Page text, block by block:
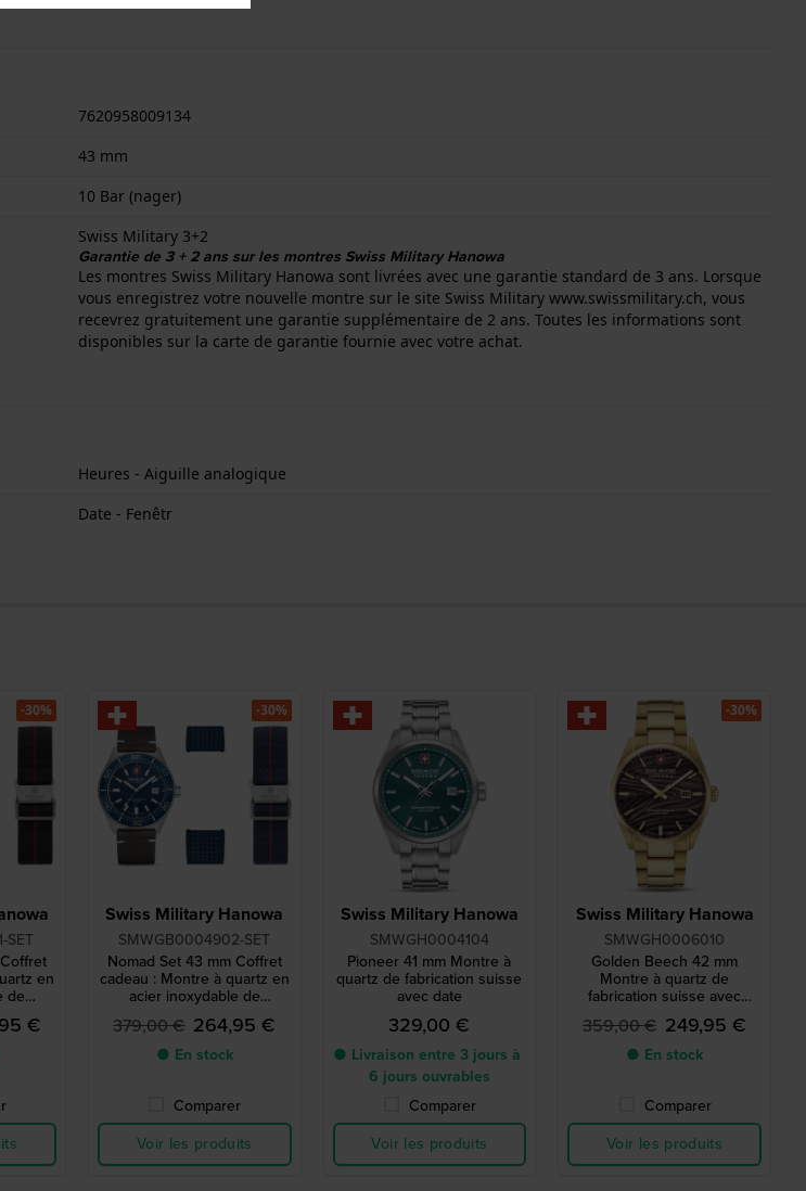
7620958009134
43 mm
10 Bar (nager)
Swiss Military 3+2
Garantie de 3 + 2 ans sur les montres Swiss Military Hanowa
Les montres Swiss Military Hanowa sont livrées avec une garantie standard de 3 ans. Lorsque
vous enregistrez votre nouvelle montre sur le site Swiss Military www.swissmilitary.ch, vous
recevrez gratuitement une garantie supplémentaire de 2 ans. Toutes les informations sont
disponibles sur la carte de garantie fournie avec votre achat.
Heures - Aiguille analogique
Date - Fenêtr
SET
en
de
deux
€
-30%
Swiss Military Hanowa
SMWGB0004902-SET
Nomad Set 43 mm Coffret
cadeau : Montre à quartz en
acier inoxydable de
fabrication suisse avec deux
bracelets supplémentaires
379,00 € 264,95 €
● En stock
Comparer
Voir les produits
-30%
Swiss Military Hanowa
SMWGH0004104
Pioneer 41 mm Montre à
quartz de fabrication suisse
avec date
329,00 €
● Livraison entre 3 jours à
6 jours ouvrables
Comparer
Voir les produits
Swiss Military Hanowa
SMWGH0006010
Golden Beech 42 mm
Montre à quartz de
fabrication suisse avec
cadran d'inspiration
forestière
359,00 € 249,95 €
● En stock
Comparer
Voir les produits
-30%